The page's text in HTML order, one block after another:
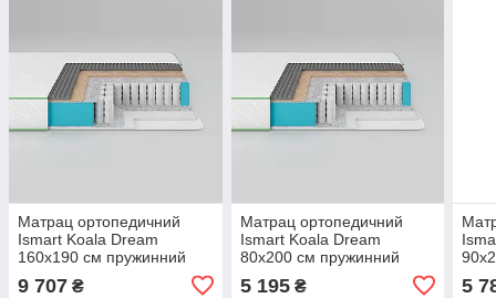
Матрац ортопедичний
Ismart Koala Dream
160х190 см пружинний
9 707 ₴
Матрац ортопедичний
Ismart Koala Dream
80х200 см пружинний
5 195₴ 5